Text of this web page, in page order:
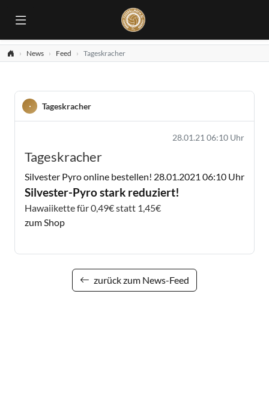
News Feed Tageskracher
Tageskracher
28.01.21 06:10 Uhr
Tageskracher
Silvester Pyro online bestellen! 28.01.2021 06:10 Uhr
Silvester-Pyro stark reduziert!
Hawaiikette für 0,49€ statt 1,45€
zum Shop
zurück zum News-Feed